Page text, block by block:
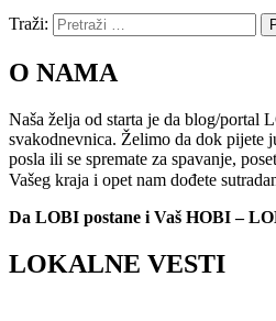
Traži:
O NAMA
Naša želja od starta je da blog/portal
svakodnevnica. Želimo da dok pijete
posla ili se spremate za spavanje,
Vašeg kraja i opet nam dođete
Da LOBI postane i Vaš HOBI –
LOKALNE VESTI